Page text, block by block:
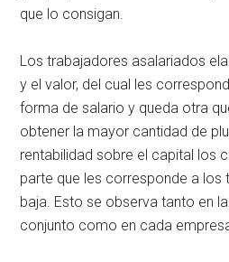
que lo consigan.
Los trabajadores asalariados
y el valor, del cual les
forma de salario y queda otra
obtener la mayor cantidad de
rentabilidad sobre el capital los
parte que les corresponde a los
baja. Esto se observa tanto en
conjunto como en cada